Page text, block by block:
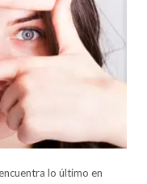
lo último en